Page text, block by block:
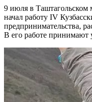
9 июля в Таштагольском
начал работу IV
предпринимательства,
В его работе принимают